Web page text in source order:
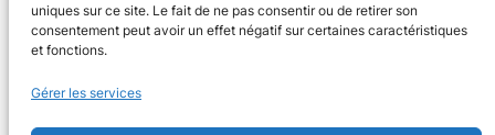
uniques sur ce site. Le fait de ne pas consentir ou de retirer son
consentement peut avoir un effet négatif sur certaines caractéristiques
et fonctions.
Gérer les services
L'agenda des manifestations et activités en Dordogne
Tous les événements
Plus d’activités
Nos valeurs